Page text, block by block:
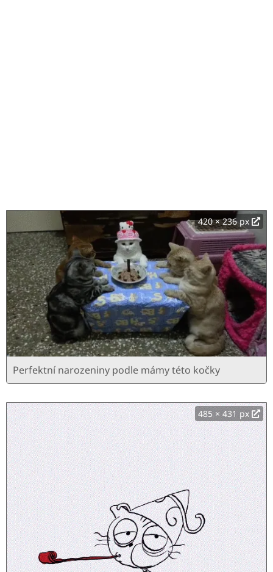
420 × 236 px
Perfektní narozeniny podle mámy této kočky
485 × 431 px